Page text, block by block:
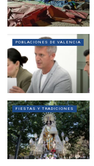
POBLACIONES DE VALENCIA
FIESTAS Y TRADICIONES